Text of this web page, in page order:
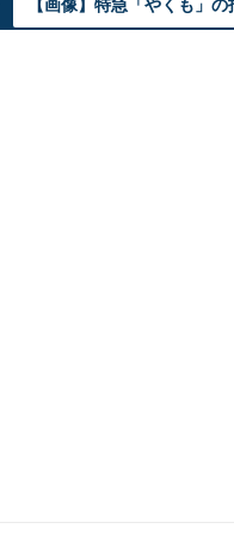
【画像】特急「やくも」